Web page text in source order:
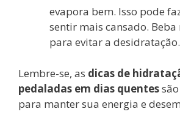
evapora bem. Isso pode
sentir mais cansado.
para evitar a desidratação.
Lembre-se, as dicas de
pedaladas em dias quentes
para manter sua energia e